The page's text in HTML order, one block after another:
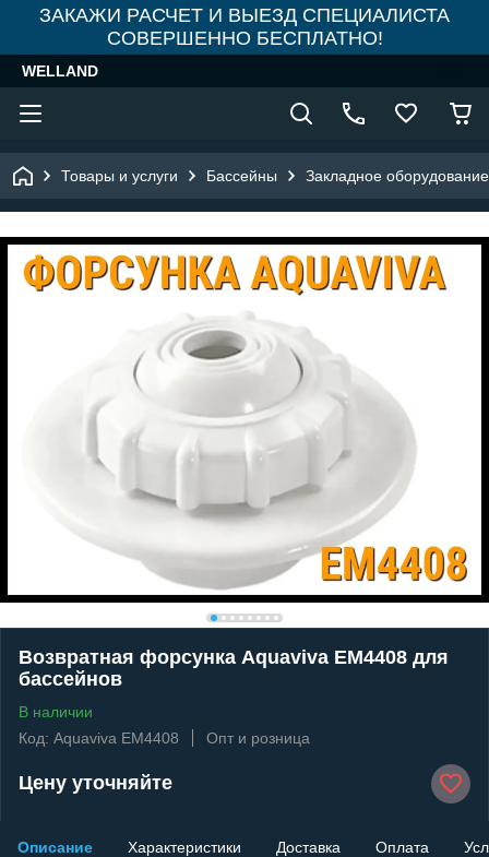
ЗАКАЖИ РАСЧЕТ И ВЫЕЗД СПЕЦИАЛИСТА
СОВЕРШЕННО БЕСПЛАТНО!
WELLAND
Товары и услуги Бассейны Закладное
Возвратная форсунка Aquaviva EM4408 для
бассейнов
В наличии
Код: Aquaviva EM4408
Опт и розница
Цену уточняйте
Описание Характеристики Доставка Оплата